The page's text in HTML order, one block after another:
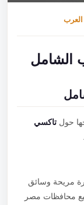
الشامل
حولتاكسي
مريحة وسائق
محافظات مصر